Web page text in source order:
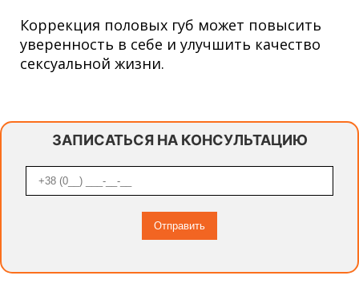
Коррекция половых губ может повысить
уверенность в себе и улучшить качество
сексуальной жизни.
ЗАПИСАТЬСЯ НА КОНСУЛЬТАЦИЮ